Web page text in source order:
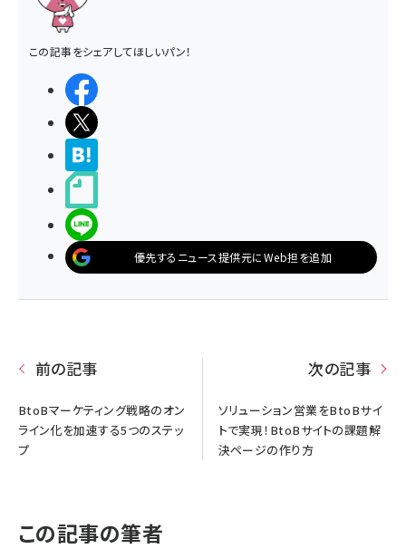
この記事をシェアしてほしいパン！
優先するニュース提供元にWeb担を追加
前の記事
BtoBマーケティング戦略のオン
ライン化を加速する5つのステッ
プ
次の記事
ソリューション営業をBtoBサイ
トで実現！BtoBサイトの課題解
決ページの作り方
この記事の筆者